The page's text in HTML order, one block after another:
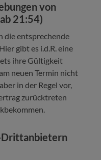
von
21:54)
die entsprechende
gibt es i.d.R. eine
ihre Gültigkeit
neuen Termin nicht
in der Regel vor,
zurücktreten
Drittanbietern